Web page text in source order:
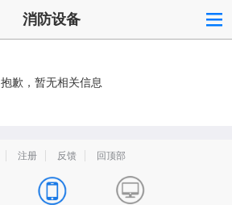
消防设备
抱歉，暂无相关信息
注册 反馈 回顶部